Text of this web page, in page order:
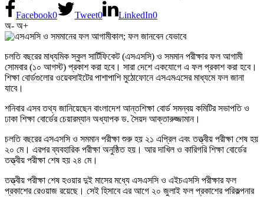
Facebook0 Tweet0 LinkedIn0
অ- অ+
চলতি বছরের মাধ্যমিক স্কুল সার্টিফিকেট (এসএসসি) ও সমমান পরীক্ষার ফল আগামী
সোমবার (১০ আগস্ট) প্রকাশ করা হবে। সারা দেশে একযোগে এ ফল প্রকাশ করা হবে।
শিক্ষা বোর্ডগুলোর ওয়েবসাইটের পাশাপাশি মুঠোফোনে এসএমএসের মাধ্যমে ফল জানা
যাবে।
শনিবার এসব তথ্য জানিয়েছেন বাংলাদেশ আন্তশিক্ষা বোর্ড সমন্বয় কমিটির সভাপতি ও
ঢাকা শিক্ষা বোর্ডের চেয়ারম্যান অধ্যাপক ড. সৈয়দ আক্তারুজ্জামান।
চলতি বছরের এসএসসি ও সমমান পরীক্ষা শুরু হয় ২১ এপ্রিল এবং তত্ত্বীয় পরীক্ষা শেষ হয়
২০ মে। এরপর ব্যবহারিক পরীক্ষা অনুষ্ঠিত হয়। আর দাখিল ও কারিগরি শিক্ষা বোর্ডের
তত্ত্বীয় পরীক্ষা শেষ হয় ২৪ মে।
তত্ত্বীয় পরীক্ষা শেষ হওয়ার দুই মাসের মধ্যে এসএসসি ও এইচএসসি পরীক্ষার ফল
প্রকাশের রেওয়াজ রয়েছে। সেই হিসাবে এর আগে ২০ জুলাই ফল প্রকাশের পরিকল্পনার